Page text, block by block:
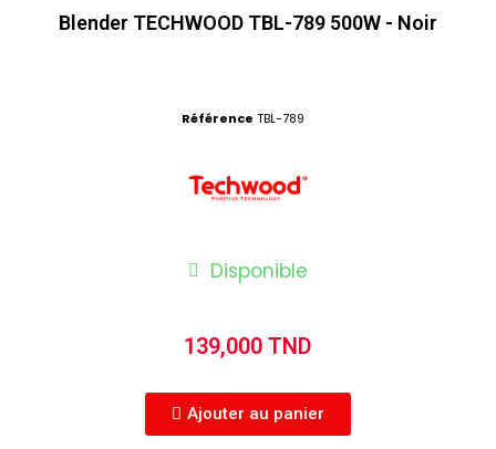
Blender TECHWOOD TBL-789 500W - Noir
Référence TBL-789
Disponible
139,000 TND
Ajouter au panier